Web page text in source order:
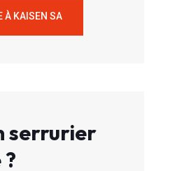
À KAISEN SA
serrurier